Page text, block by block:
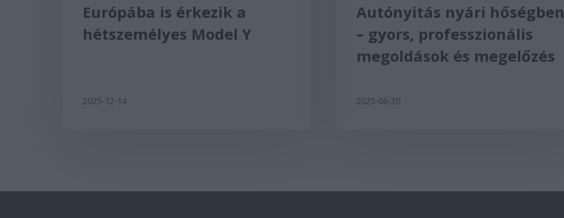
Európába is érkezik a
hétszemélyes Model Y
2025-12-14
Autónyitás nyári hőségben
– gyors, professzionális
megoldások és megelőzés
2025-06-30